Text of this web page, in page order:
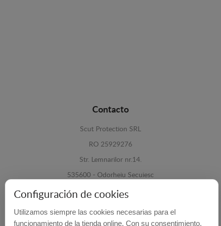
Contacto
Scut Protection SRL
RO 25929276
Str. Lemnarilor nr.14.
535600 - Odorheiu Secuiesc
Harghita, Romania
E-mail: info@cubrecarter.com
Configuración de cookies
Utilizamos siempre las cookies necesarias para el
funcionamiento de la tienda online. Con su consentimiento,